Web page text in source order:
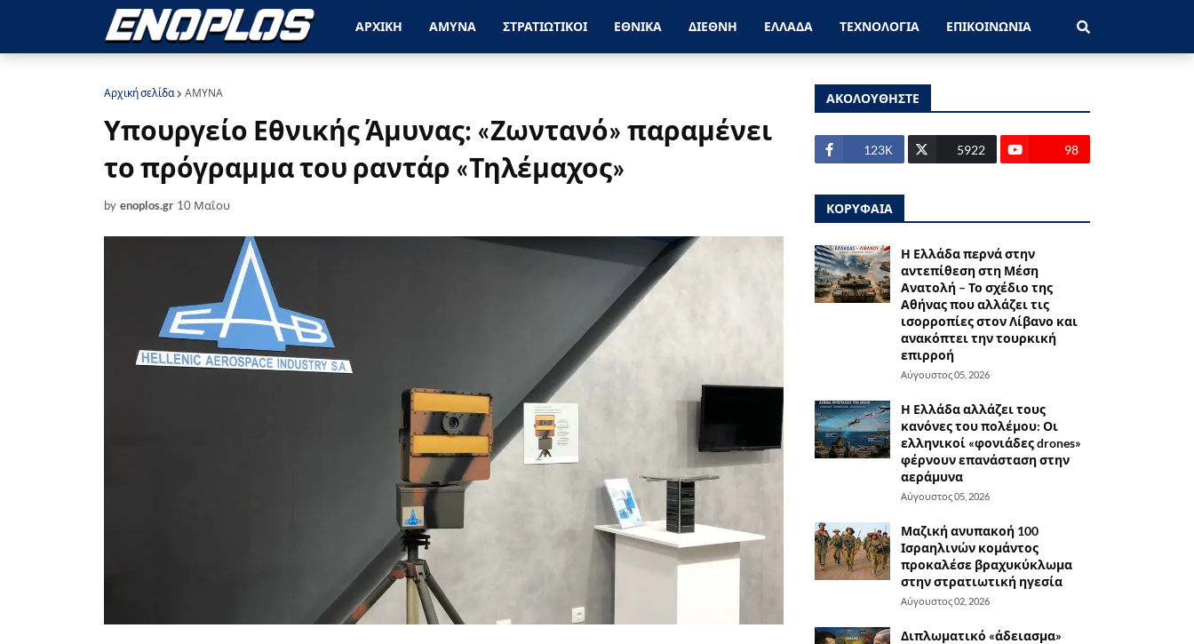
ΑΡΧΙΚΗ ΑΜΥΝΑ ΣΤΡΑΤΙΩΤΙΚΟΙ ΕΘΝΙΚΑ ΔΙΕΘΝΗ ΕΛΛΑΔΑ ΤΕΧΝΟΛΟΓΙΑ ΕΠΙΚΟΙΝΩΝΙΑ
Αρχική σελίδα ΑΜΥΝΑ
Υπουργείο Εθνικής Άμυνας: «Ζωντανό» παραμένει
το πρόγραμμα του ραντάρ «Τηλέμαχος»
by enoplos.gr 10 Μαΐου
ΑΚΟΛΟΥΘΗΣΤΕ
123Κ 5922 98
ΚΟΡΥΦΑΙΑ
Η Ελλάδα περνά στην
αντεπίθεση στη Μέση
Ανατολή – Το σχέδιο της
Αθήνας που αλλάζει τις
ισορροπίες στον Λίβανο και
ανακόπτει την τουρκική
επιρροή
Αύγουστος 05, 2026
Η Ελλάδα αλλάζει τους
κανόνες του πολέμου: Οι
ελληνικοί «φονιάδες drones»
φέρνουν επανάσταση στην
αεράμυνα
Αύγουστος 05, 2026
Μαζική ανυπακοή 100
Ισραηλινών κομάντος
προκαλέσε βραχυκύκλωμα
στην στρατιωτική ηγεσία
Αύγουστος 02, 2026
Διπλωματικό «άδειασμα»